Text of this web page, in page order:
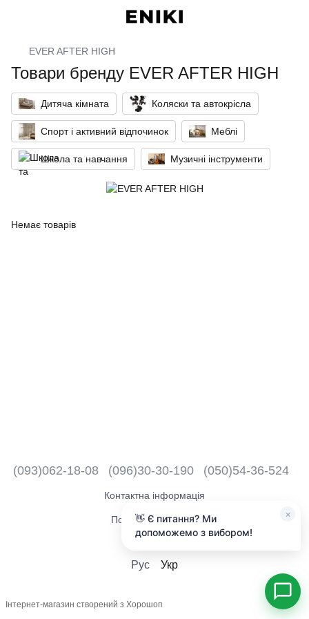
EVER AFTER HIGH
Товари бренду EVER AFTER HIGH
Дитяча кімната Коляски та автокрісла
Спорт і активний відпочинок Меблі
Школа та навчання Музичні інструменти
Немає товарів
(093)062-18-08 (096)30-30-190 (050)54-36-524
Контактна інформація
Повна версія сайту
Рус Укр
Інтернет-магазин створений з Хорошоп
×
👋 Є питання? Ми
допоможемо з вибором!